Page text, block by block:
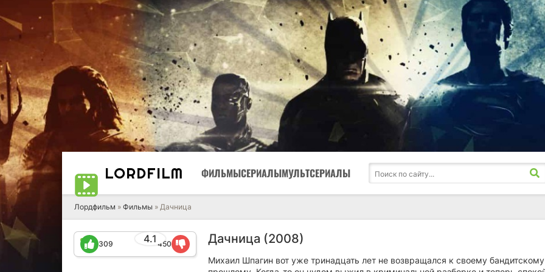
LORDFILM ФИЛЬМЫСЕРИАЛЫМУЛЬТСЕРИАЛЫ
Лордфильм » Фильмы » Дачница
Дачница (2008)
4.1
309 450
Михаил Шпагин вот уже тринадцать лет не возвращался к своему бандитскому